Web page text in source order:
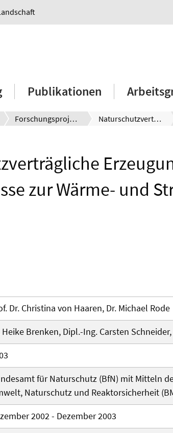
Publikationen
Forschungsprojekte Naturschutzverträgliche Erzeugung und Nutzung von Biomasse zur Wärme- und Stromgewinnung
zur Wärme- und
Dr. Christina von Haaren, Dr. Michael Rode
Heike Brenken, Dipl.-Ing. Carsten
für Naturschutz (BfN) mit Mitteln
Naturschutz und Reaktorsicherheit
2002 - Dezember 2003